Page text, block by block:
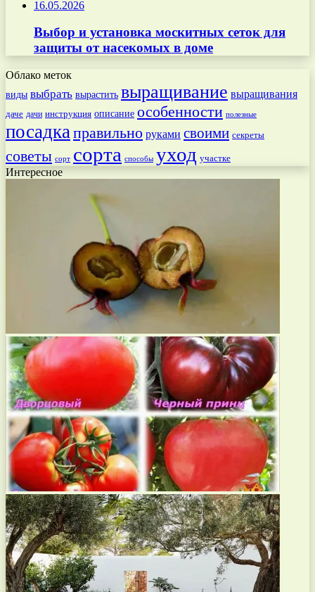
16.05.2026
Выбор и установка москитных сеток для
защиты от насекомых в доме
Облако меток
виды выбрать вырастить выращивание выращивания
даче дачи инструкция описание особенности полезные
посадкаправильно руками своими секреты
советы сорт сорта способы уход участке
Интересное